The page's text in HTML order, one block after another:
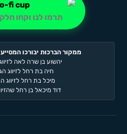
תרמו לנו וקחו
ממקור הברכות יבורכו
יהשוע בן שרה לאה
חיה בת רחל לזיווג
מיכל בת רחל לזיווג
דוד מיכאל בן רחל